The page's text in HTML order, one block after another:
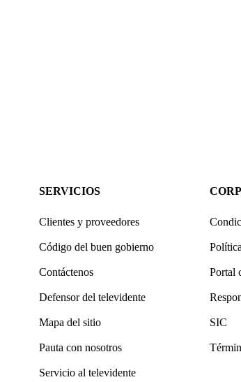
SERVICIOS
Clientes y proveedores
Código del buen gobierno
Contáctenos
Defensor del televidente
Mapa del sitio
Pauta con nosotros
Servicio al televidente
Portal
SIC